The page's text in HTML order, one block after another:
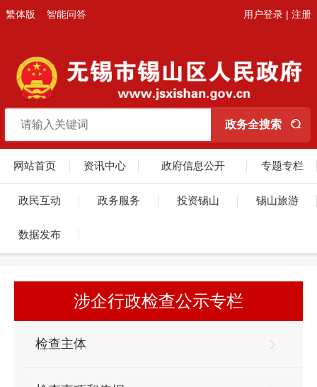
繁体版 智能问答 用户登录 | 注册
网站首页 资讯中心 政府信息公开 专题专栏
政民互动 政务服务 投资锡山 锡山旅游
数据发布
涉企行政检查公示专栏
检查主体